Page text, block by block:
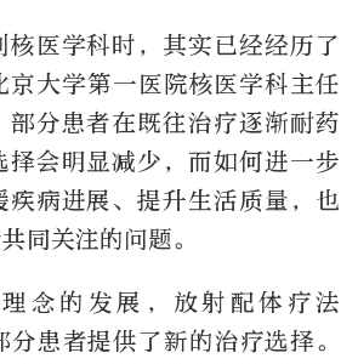
核医学科时，其实已经经历了
大学第一医院核医学科主任
部分患者在既往治疗逐渐耐药
择会明显减少，而如何进一步
疾病进展、提升生活质量，也
同关注的问题。
念的发展，放射配体疗法
分患者提供了新的治疗选择。